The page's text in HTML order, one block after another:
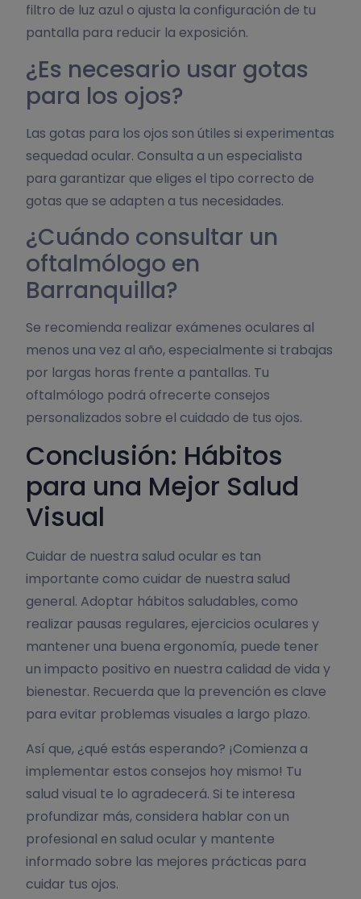
filtro de luz azul o ajusta la configuración de tu
pantalla para reducir la exposición.
¿Es necesario usar gotas
para los ojos?
Las gotas para los ojos son útiles si experimentas
sequedad ocular. Consulta a un especialista
para garantizar que eliges el tipo correcto de
gotas que se adapten a tus necesidades.
¿Cuándo consultar un
oftalmólogo en
Barranquilla?
Se recomienda realizar exámenes oculares al
menos una vez al año, especialmente si trabajas
por largas horas frente a pantallas. Tu
oftalmólogo podrá ofrecerte consejos
personalizados sobre el cuidado de tus ojos.
Conclusión: Hábitos
para una Mejor Salud
Visual
Cuidar de nuestra salud ocular es tan
importante como cuidar de nuestra salud
general. Adoptar hábitos saludables, como
realizar pausas regulares, ejercicios oculares y
mantener una buena ergonomía, puede tener
un impacto positivo en nuestra calidad de vida y
bienestar. Recuerda que la prevención es clave
para evitar problemas visuales a largo plazo.
Así que, ¿qué estás esperando? ¡Comienza a
implementar estos consejos hoy mismo! Tu
salud visual te lo agradecerá. Si te interesa
profundizar más, considera hablar con un
profesional en salud ocular y mantente
informado sobre las mejores prácticas para
cuidar tus ojos.